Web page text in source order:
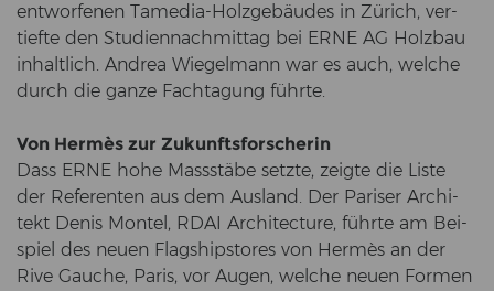
ent­wor­fe­nen Tamedia-​Holzgebäudes in Zü­rich, ver­
tief­te den Stu­di­en­nach­mit­tag bei ERNE AG Holz­bau
in­halt­lich. An­drea Wie­gel­mann war es auch, wel­che
durch die ganze Fach­ta­gung führ­te.
Von Hermès zur Zu­kunfts­for­sche­rin
Dass ERNE hohe Mass­stä­be setz­te, zeig­te die Liste
der Re­fe­ren­ten aus dem Aus­land. Der Pa­ri­ser Ar­chi­
tekt Denis Mon­tel, RDAI Ar­chi­tec­tu­re, führ­te am Bei­
spiel des neuen Flagshipsto­res von Hermès an der
Rive Gau­che, Paris, vor Augen, wel­che neuen For­men